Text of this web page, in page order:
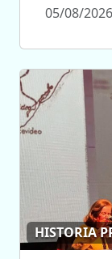
05/08/
HISTORIA